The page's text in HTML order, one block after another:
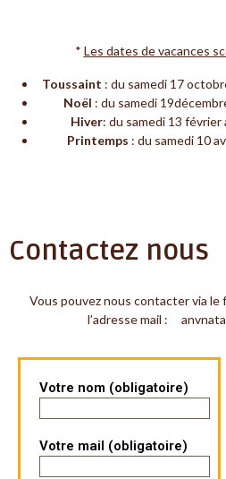
* Les dates de vacances
Toussaint : du samedi 17
Noël : du samedi
Hiver: du samedi 13 février
Printemps : du samedi 10
Contactez nous
Vous pouvez nous contacter via le
l’adresse mail :
Votre nom (obligatoire)
Votre mail (obligatoire)